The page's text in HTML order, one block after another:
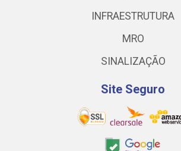
INFRAESTRUTURA
MRO
SINALIZAÇÃO
Site Seguro